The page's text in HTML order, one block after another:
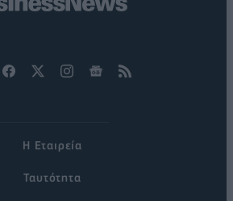
Η Εταιρεία
Ταυτότητα